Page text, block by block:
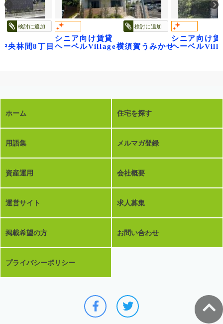
検討に追加
央林間8丁目～ベル フルール～
検討に追加
シニア向け賃貸
ヘーベルVillage横須賀うみかぜ公園
シニア向け賃
ヘーベル
ホーム 住宅を探す
用語集 メルマガ登録
資産運用 会社概要
運営サイト 求人募集
掲載希望の方 お問い合わせ
プライバシーポリシー